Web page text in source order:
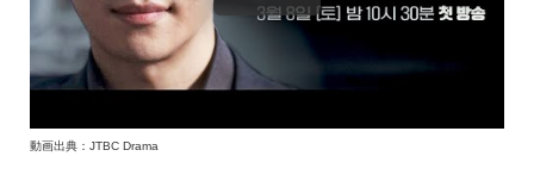
動画出典：JTBC Drama